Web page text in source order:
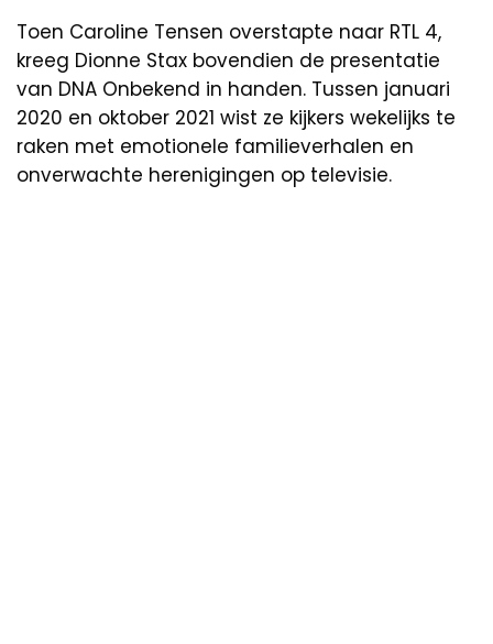
Toen Caroline Tensen overstapte naar RTL 4,
kreeg Dionne Stax bovendien de presentatie
van DNA Onbekend in handen. Tussen januari
2020 en oktober 2021 wist ze kijkers wekelijks te
raken met emotionele familieverhalen en
onverwachte herenigingen op televisie.